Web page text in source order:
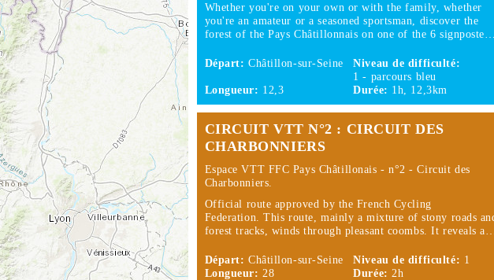
Whether you're on your own or with the family, whether
you're an amateur or a seasoned sportsman, discover the
forest of the Pays Châtillonnais on one of the 6 signposte…
Départ:Châtillon-sur-Seine
Niveau de difficulté:
1 - parcours bleu
Longueur: 12,3 Durée: 1h, 12,3km
CIRCUIT VTT N°2 : CIRCUIT DES
CHARBONNIERS
Espace VTT FFC Pays Châtillonais - n°2 - Circuit des
Charbonniers.
Official route approved by the French Cycling
Federation.This route, mainly a mixture of stony roads
forest tracks, winds through pleasant coombs. It reveals a…
Départ:Châtillon-sur-Seine Niveau de difficulté: 1
Longueur: 28 Durée: 2h